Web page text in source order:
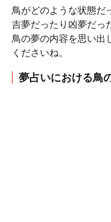
鳥がどのような状態だ
吉夢だったり凶夢だっ
鳥の夢の内容を思い出
くださいね。
夢占いにおける